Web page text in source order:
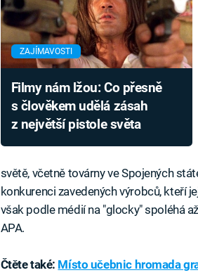
ZAJÍMAVOSTI
Filmy nám lžou: Co přesně
s člověkem udělá zásah
z největší pistole světa
světě, včetně továrny ve Spojených
konkurenci zavedených výrobců, kteří
však podle médií na "glocky" spoléhá
APA.
Čtěte také: Místo učebnic hromada